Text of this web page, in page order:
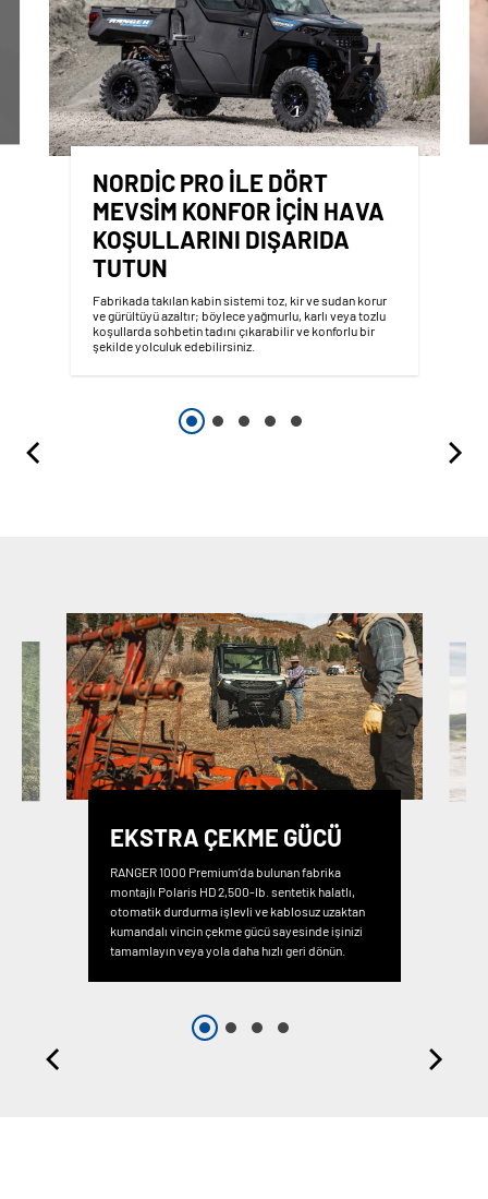
NORDIC PRO ILE DÖRT
MEVSIM KONFOR IÇIN HAVA
KOŞULLARINI DIŞARIDA
TUTUN
Fabrikada takılan kabin sistemi toz, kir ve sudan korur
ve gürültüyü azaltır; böylece yağmurlu, karlı veya tozlu
koşullarda sohbetin tadını çıkarabilir ve konforlu bir
şekilde yolculuk edebilirsiniz.
EKSTRA ÇEKME GÜCÜ
RANGER 1000 Premium'da bulunan fabrika
montajlı Polaris HD 2,500-lb. sentetik halatlı,
otomatik durdurma işlevli ve kablosuz uzaktan
kumandalı vincin çekme gücü sayesinde işinizi
tamamlayın veya yola daha hızlı geri dönün.